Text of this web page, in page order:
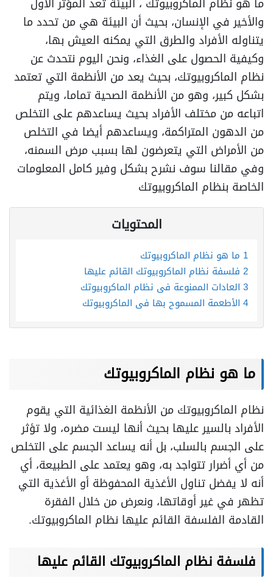
والأخير في الإنسان، بحيث أن البيئة هي من تحدد ما
يتناوله الأفراد والطرق التي يمكنه العيش بها،
وكيفية الحصول على الغذاء، ونحن اليوم نتحدث عن
نظام الماكروبيوتك، بحيث يعد من الأنظمة التي تعتمد
بشكل كبير، وهو من الأنظمة الصحية تماما، ويتم
اتباعه من مختلف الأفراد بحيث يساعدهم على التخلص
من الدهون المتراكمة، ويساعدهم أيضا في التخلص
من الأمراض التي يتعرضون لها بسبب مرض السمنه،
وفي مقالنا سوف نشرح بشكل وفير كامل المعلومات
الخاصة بنظام الماكروبيوتك
المحتويات
1 ما هو نظام الماكروبيوتك
2 فلسفة نظام الماكروبيوتك القائم عليها
3 العادات الممنوعة في نظام الماكروبيوتك
4 الأطعمة المسموح بها في الماكروبيوتك
ما هو نظام الماكروبيوتك
نظام الماكروبيوتك من الأنظمة الغذائية التي يقوم
الأفراد بالسير عليها بحيث أنها ليست مضره، ولا تؤثر
على الجسم بالسلب، بل أنه يساعد الجسم على التخلص
من أي أضرار تتواجد به، وهو يعتمد على الطبيعة، أي
أنه لا يفضل تناول الأغذية المحفوظة أو الأغذية التي
تظهر في غير أوقاتها، ونعرض من خلال الفقرة
القادمة الفلسفة القائم عليها نظام الماكروبيوتك.
فلسفة نظام الماكروبيوتك القائم عليها